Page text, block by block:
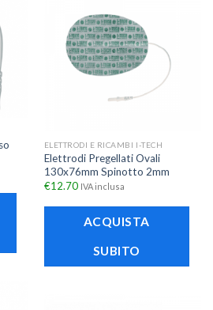
ELETTRODI E RICAMBI I-TECH
Elettrodi Pregellati Ovali
130x76mm Spinotto 2mm
€12.70 IVA inclusa
ACQUISTA
SUBITO